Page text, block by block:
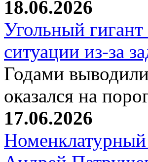
18.06.2026
Угольный
ситуации из-за
Годами
оказался на
17.06.2026